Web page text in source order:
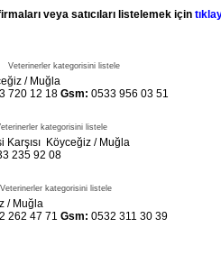
veya satıcıları listelemek için
Veterinerler kategorisini listele
/ Muğla
720 12 18 Gsm: 0533 956 03 51
kategorisini listele
Karşısı Köyceğiz / Muğla
235 92 08
Veterinerler kategorisini listele
/ Muğla
262 47 71 Gsm: 0532 311 30 39